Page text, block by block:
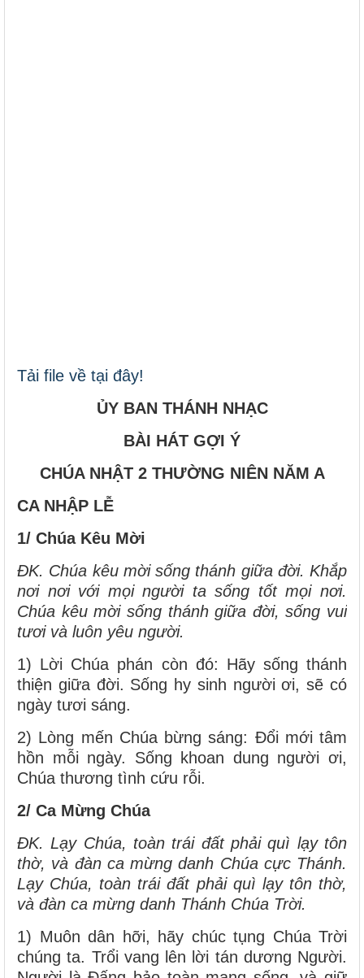
Tải file về tại đây!
ỦY BAN THÁNH NHẠC
BÀI HÁT GỢI Ý
CHÚA NHẬT 2 THƯỜNG NIÊN NĂM A
CA NHẬP LỄ
1/ Chúa Kêu Mời
ĐK. Chúa kêu mời sống thánh giữa đời. Khắp
nơi nơi với mọi người ta sống tốt mọi nơi.
Chúa kêu mời sống thánh giữa đời, sống vui
tươi và luôn yêu người.
1) Lời Chúa phán còn đó: Hãy sống thánh
thiện giữa đời. Sống hy sinh người ơi, sẽ có
ngày tươi sáng.
2) Lòng mến Chúa bừng sáng: Đổi mới tâm
hồn mỗi ngày. Sống khoan dung người ơi,
Chúa thương tình cứu rỗi.
2/ Ca Mừng Chúa
ĐK. Lạy Chúa, toàn trái đất phải quì lạy tôn
thờ, và đàn ca mừng danh Chúa cực Thánh.
Lạy Chúa, toàn trái đất phải quì lạy tôn thờ,
và đàn ca mừng danh Thánh Chúa Trời.
1) Muôn dân hỡi, hãy chúc tụng Chúa Trời
chúng ta. Trổi vang lên lời tán dương Người.